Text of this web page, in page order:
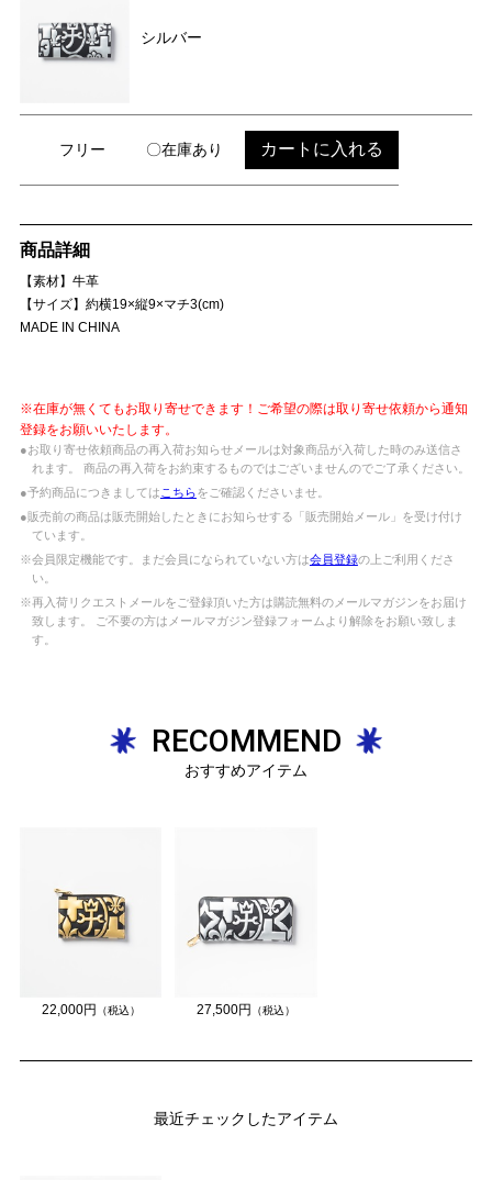
シルバー
フリー 〇在庫あり カートに入れる
商品詳細
【素材】牛革
【サイズ】約横19×縦9×マチ3(cm)
MADE IN CHINA
※在庫が無くてもお取り寄せできます！ご希望の際は取り寄せ依頼から通知
登録をお願いいたします。
●お取り寄せ依頼商品の再入荷お知らせメールは対象商品が入荷した時のみ送信さ
れます。 商品の再入荷をお約束するものではございませんのでご了承ください。
●予約商品につきましては こちらをご確認くださいませ。
●販売前の商品は販売開始したときにお知らせする「販売開始メール」を受け付け
ています。
※会員限定機能です。まだ会員になられていない方は会員登録の上ご利用くださ
い。
※再入荷リクエストメールをご登録頂いた方は購読無料のメールマガジンをお届け
致します。 ご不要の方はメールマガジン登録フォームより解除をお願い致しま
す。
RECOMMEND
おすすめアイテム
22,000円 （税込） 27,500円 （税込）
最近チェックしたアイテム